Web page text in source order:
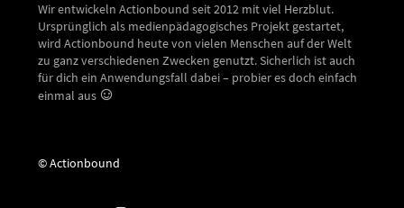
Wir entwickeln Actionbound seit 2012 mit viel Herzblut.
Ursprünglich als medienpädagogisches Projekt gestartet,
wird Actionbound heute von vielen Menschen auf der Welt
zu ganz verschiedenen Zwecken genutzt. Sicherlich ist auch
für dich ein Anwendungsfall dabei – probier es doch einfach
einmal aus
© Actionbound